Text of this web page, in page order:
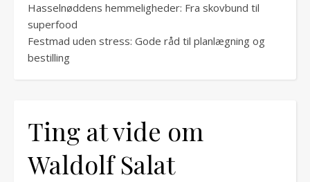
Hasselnøddens hemmeligheder: Fra skovbund til
superfood
Festmad uden stress: Gode råd til planlægning og
bestilling
Ting at vide om
Waldolf Salat